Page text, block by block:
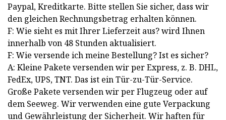
Paypal, Kreditkarte. Bitte stellen Sie sicher, dass wir
den gleichen Rechnungsbetrag erhalten können.
F: Wie sieht es mit Ihrer Lieferzeit aus? wird Ihnen
innerhalb von 48 Stunden aktualisiert.
F: Wie versende ich meine Bestellung? Ist es sicher?
A: Kleine Pakete versenden wir per Express, z. B. DHL,
FedEx, UPS, TNT. Das ist ein Tür-zu-Tür-Service.
Große Pakete versenden wir per Flugzeug oder auf
dem Seeweg. Wir verwenden eine gute Verpackung
und Gewährleistung der Sicherheit. Wir haften für